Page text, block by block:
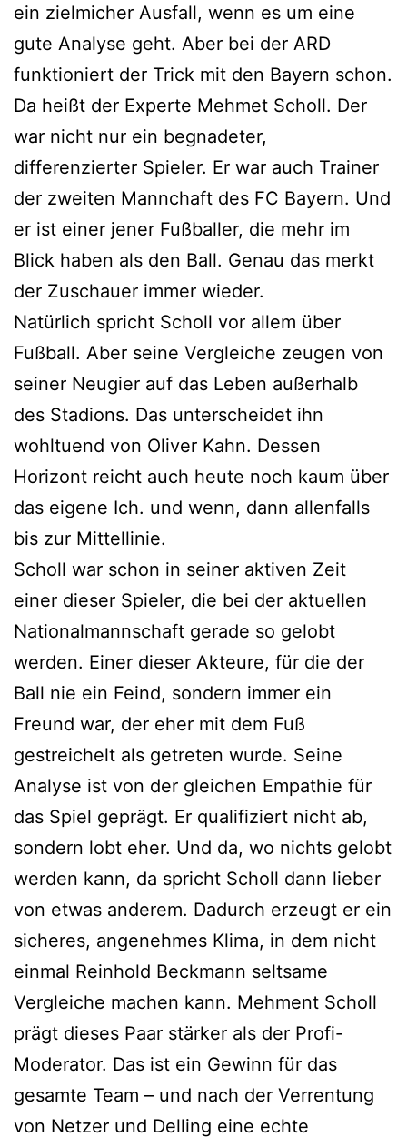
ein zielmicher Ausfall, wenn es um eine
gute Analyse geht. Aber bei der ARD
funktioniert der Trick mit den Bayern schon.
Da heißt der Experte Mehmet Scholl. Der
war nicht nur ein begnadeter,
differenzierter Spieler. Er war auch Trainer
der zweiten Mannchaft des FC Bayern. Und
er ist einer jener Fußballer, die mehr im
Blick haben als den Ball. Genau das merkt
der Zuschauer immer wieder.
Natürlich spricht Scholl vor allem über
Fußball. Aber seine Vergleiche zeugen von
seiner Neugier auf das Leben außerhalb
des Stadions. Das unterscheidet ihn
wohltuend von Oliver Kahn. Dessen
Horizont reicht auch heute noch kaum über
das eigene Ich. und wenn, dann allenfalls
bis zur Mittellinie.
Scholl war schon in seiner aktiven Zeit
einer dieser Spieler, die bei der aktuellen
Nationalmannschaft gerade so gelobt
werden. Einer dieser Akteure, für die der
Ball nie ein Feind, sondern immer ein
Freund war, der eher mit dem Fuß
gestreichelt als getreten wurde. Seine
Analyse ist von der gleichen Empathie für
das Spiel geprägt. Er qualifiziert nicht ab,
sondern lobt eher. Und da, wo nichts gelobt
werden kann, da spricht Scholl dann lieber
von etwas anderem. Dadurch erzeugt er ein
sicheres, angenehmes Klima, in dem nicht
einmal Reinhold Beckmann seltsame
Vergleiche machen kann. Mehment Scholl
prägt dieses Paar stärker als der Profi-
Moderator. Das ist ein Gewinn für das
gesamte Team – und nach der Verrentung
von Netzer und Delling eine echte